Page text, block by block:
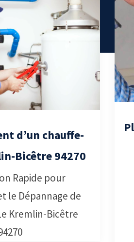
d’un chauffe-
Bicêtre 94270
Rapide pour
le Dépannage de
Kremlin-Bicêtre